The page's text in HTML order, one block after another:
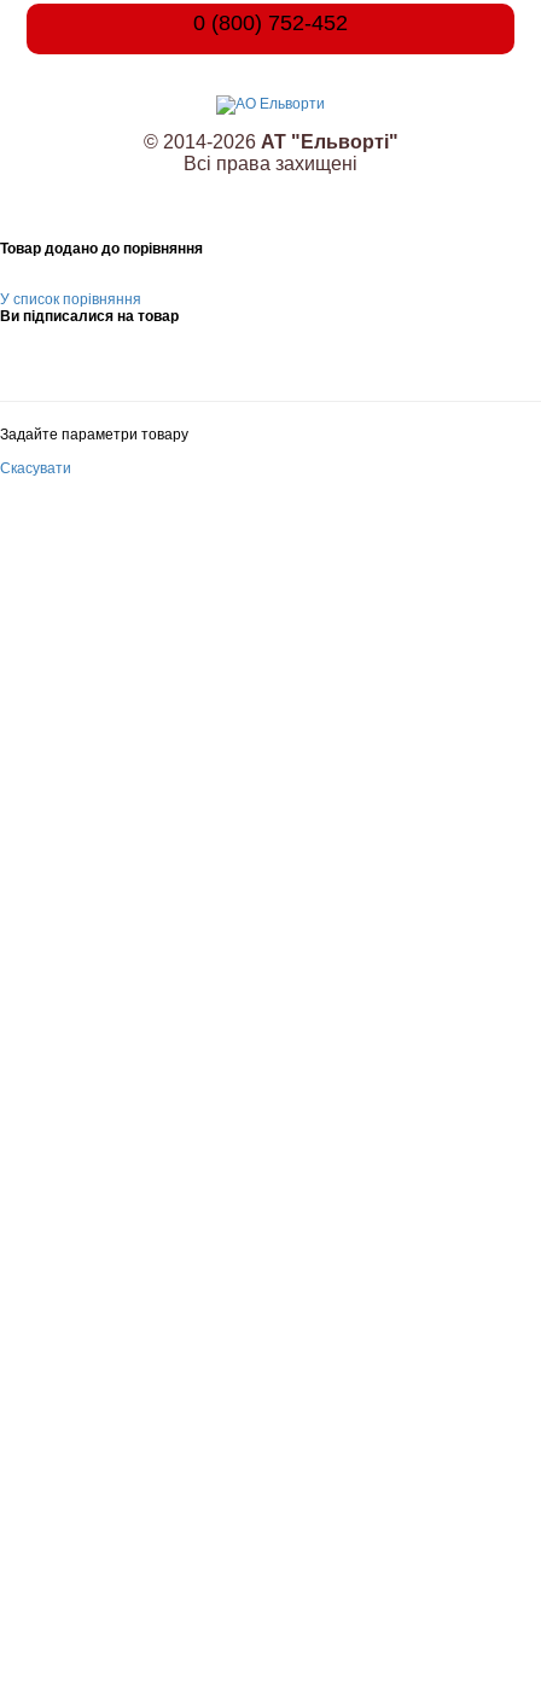
0 (800) 752-452
© 2014-2026 АТ "Ельворті"
Всі права захищені
Товар додано до порівняння
У список порівняння
Ви підписалися на товар
Задайте параметри товару
Скасувати